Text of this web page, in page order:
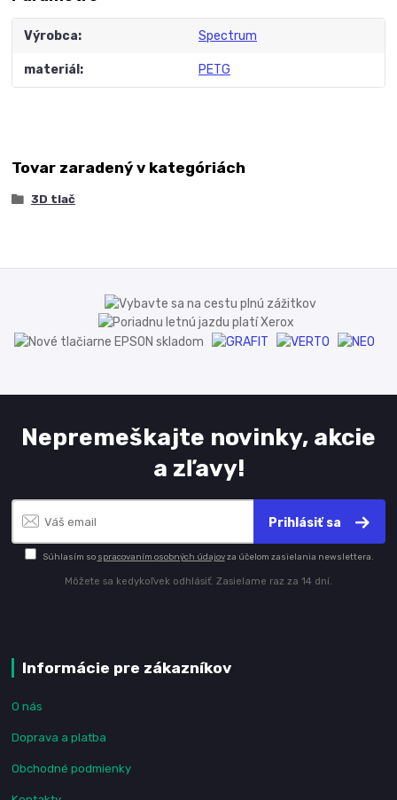
Výrobca Spectrum
materiál PETG
Tovar zaradený v kategóriách
3D tlač
Nepremeškajte novinky, akcie
a zľavy!
Prihlásiť sa
Súhlasím so spracovaním osobných údajovza účelom zasielania newslettera.
Môžete sa kedykoľvek odhlásiť. Zasielame raz za 14 dní.
Informácie pre zákazníkov
O nás
Doprava a platba
Obchodné podmienky